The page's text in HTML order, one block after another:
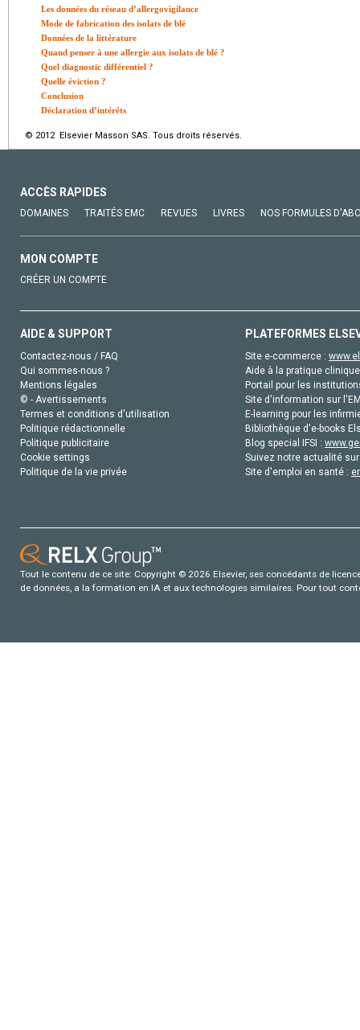
Les données du réseau d’allergovigilance
Mode de fabrication des isolats de blé
Données de la littérature
Quand penser à une allergie aux isolats de blé ?
Quel diagnostic différentiel ?
Quelle éviction ?
Conclusion
Déclaration d’intérêts
© 2012 Elsevier Masson SAS. Tous droits réservés.
ACCÈS RAPIDES
DOMAINES TRAITÉS EMC REVUES LIVRES NOS FORMULES
MON COMPTE
CRÉER UN COMPTE
AIDE & SUPPORT
Contactez-nous / FAQ
Qui sommes-nous ?
Mentions légales
© - Avertissements
Termes et conditions d'utilisation
Politique rédactionnelle
Politique publicitaire
Cookie settings
Politique de la vie privée
PLATEFORMES
Site e-commerce :
Aide à la pratique
Portail pour les
Site d'information sur
E-learning pour les
Bibliothèque d'e-books
Blog special IFSI :
Suivez notre actualité
Site d'emploi en santé :
Tout le contenu de ce site: Copyright © 2026 Elsevier, ses concédants de
de données, a la formation en IA et aux technologies similaires. Pour tout